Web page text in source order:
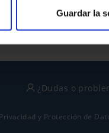
Guardar la
política de privacidad
y
¿Dudas o
y Protección de